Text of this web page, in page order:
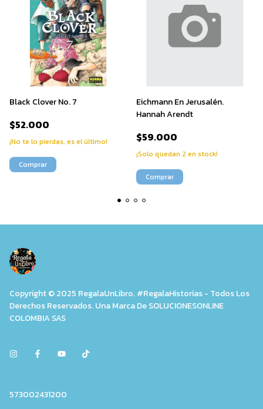
Black Clover No. 7
$52.000
¡No te lo pierdas, es el último!
Eichmann En Jerusalén.
Hannah Arendt
$59.000
¡Solo quedan 2 en stock!
Copyright © 2025 RegalaUnLibro. #RegalaHistorias - Todos Los
Derechos Reservados. Una Marca De SOLUCIONESONLINE
COLOMBIA SAS
573002431200